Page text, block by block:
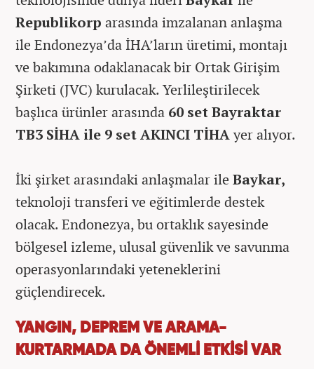
Republikorp arasında imzalanan anlaşma
ile Endonezya’da İHA’ların üretimi, montajı
ve bakımına odaklanacak bir Ortak Girişim
Şirketi (JVC) kurulacak. Yerlileştirilecek
başlıca ürünler arasında 60 setBayraktar
TB3 SİHA ile 9 set AKINCI TİHAyer alıyor.
İki şirket arasındaki anlaşmalar ile Baykar,
teknoloji transferi ve eğitimlerde destek
olacak. Endonezya, bu ortaklık sayesinde
bölgesel izleme, ulusal güvenlik ve savunma
operasyonlarındaki yeteneklerini
güçlendirecek.
YANGIN, DEPREM VE ARAMA-
KURTARMADA DA ÖNEMLİ ETKİSİ VAR